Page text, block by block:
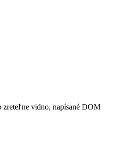
zreteľne vidno, napísané DOM